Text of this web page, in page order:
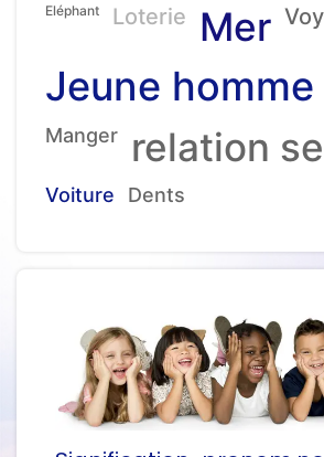
Eléphant Loterie Mer
Jeune homme
Manger relation
Voiture Dents